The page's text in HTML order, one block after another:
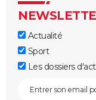
Actualité
Sport
Les dossiers